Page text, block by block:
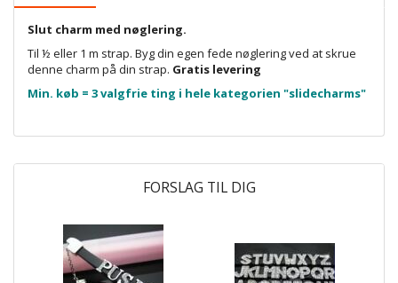
Slut charm med nøglering.
Til ½ eller 1 m strap. Byg din egen fede nøglering ved at skrue
denne charm på din strap. Gratis levering
Min. køb = 3 valgfrie ting i hele kategorien "slidecharms"
FORSLAG TIL DIG